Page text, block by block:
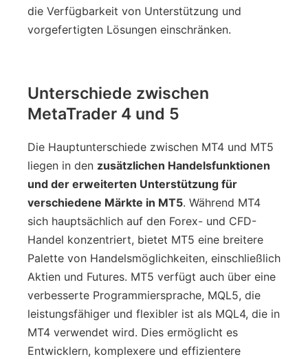
die Verfügbarkeit von Unterstützung und
vorgefertigten Lösungen einschränken.
Unterschiede zwischen
MetaTrader 4 und 5
Die Hauptunterschiede zwischen MT4 und MT5
liegen in den zusätzlichen Handelsfunktionen
und der erweiterten Unterstützung für
verschiedene Märkte in MT5. Während MT4
sich hauptsächlich auf den Forex- und CFD-
Handel konzentriert, bietet MT5 eine breitere
Palette von Handelsmöglichkeiten, einschließlich
Aktien und Futures. MT5 verfügt auch über eine
verbesserte Programmiersprache, MQL5, die
leistungsfähiger und flexibler ist als MQL4, die in
MT4 verwendet wird. Dies ermöglicht es
Entwicklern, komplexere und effizientere